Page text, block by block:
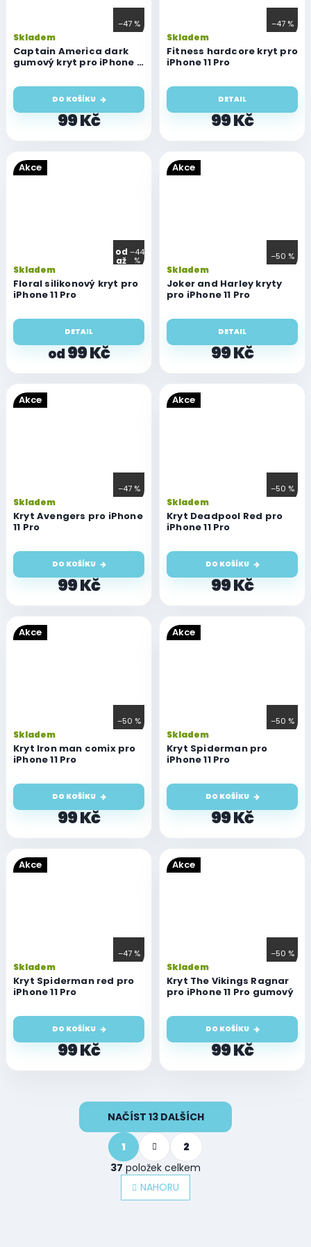
–47 %
Captain America dark
gumový kryt pro iPhone 11
Skladem
99 Kč
DO KOŠÍKU
–47 %
Fitness hardcore kryt pro
iPhone 11 Pro
Skladem
99 Kč
DETAIL
Akce
od
až
–44
%
Floral silikonový kryt pro
iPhone 11 Pro
Skladem
od99 Kč
DETAIL
Akce
–50 %
Joker and Harley kryty
pro iPhone 11 Pro
Skladem
99 Kč
DETAIL
Akce
–47 %
Kryt Avengers pro iPhone
11 Pro
Skladem
99 Kč
DO KOŠÍKU
Akce
–50 %
Kryt Deadpool Red pro
iPhone 11 Pro
Skladem
99 Kč
DO KOŠÍKU
Akce
–50 %
Kryt Iron man comix pro
iPhone 11 Pro
Skladem
99 Kč
DO KOŠÍKU
Akce
–50 %
Kryt Spiderman pro
iPhone 11 Pro
Skladem
99 Kč
DO KOŠÍKU
Akce
–47 %
Kryt Spiderman red pro
iPhone 11 Pro
Skladem
99 Kč
DO KOŠÍKU
Akce
–50 %
Kryt The Vikings Ragnar
pro iPhone 11 Pro gumový
Skladem
99 Kč
DO KOŠÍKU
NAČÍST 13 DALŠÍCH
S
t
r
á
n
k
1
2
37 položek celkem
NAHORU